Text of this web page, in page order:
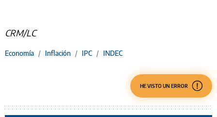
CRM/LC
Economía / Inflación / IPC / INDEC
HE VISTO UN ERROR